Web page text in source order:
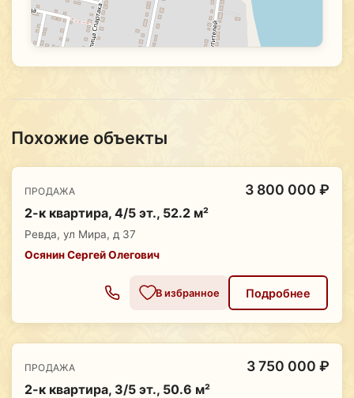
Похожие объекты
ПРОДАЖА 3 800 000 ₽
2-к квартира, 4/5 эт., 52.2 м²
Ревда, ул Мира, д 37
Осянин Сергей Олегович
В избранное Подробнее
ПРОДАЖА 3 750 000 ₽
2-к квартира, 3/5 эт., 50.6 м²